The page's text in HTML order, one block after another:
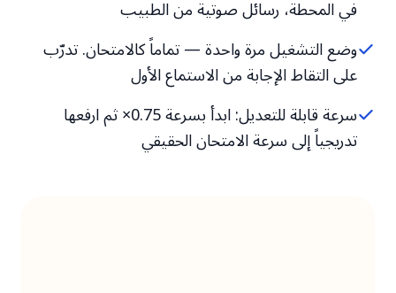
في المحطة، رسائل صوتية من الطبيب
وضع التشغيل مرة واحدة — تماماً كالامتحان. تدرّب
على التقاط الإجابة من الاستماع الأول
سرعة قابلة للتعديل: ابدأ بسرعة 0.75× ثم ارفعها
تدريجياً إلى سرعة الامتحان الحقيقي